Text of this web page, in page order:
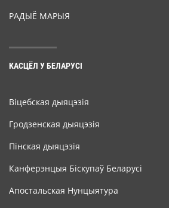
РАДЫЁ МАРЫЯ
КАСЦЁЛ У БЕЛАРУСІ
Віцебская дыяцэзія
Гродзенская дыяцэзія
Пінская дыяцэзія
Канферэнцыя Біскупаў Беларусі
Апостальская Нунцыятура